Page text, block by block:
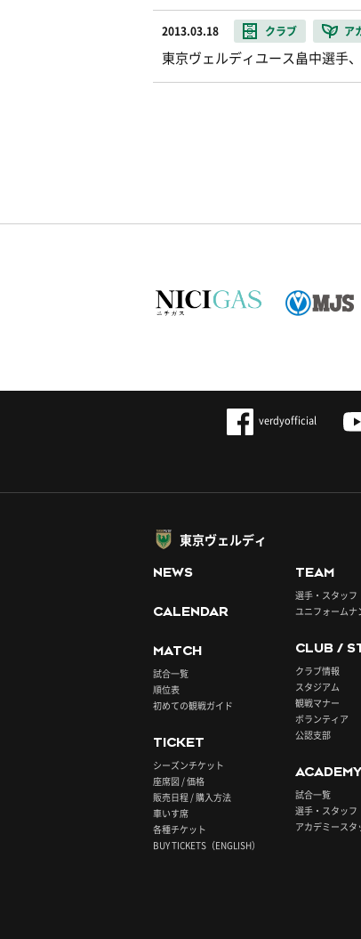
2013.03.18 クラブ ア
東京ヴェルディユース畠中選手
verdyofficial
東京ヴェルディ
NEWS
CALENDAR
MATCH
試合一覧
順位表
初めての観戦ガイド
TICKET
シーズンチケット
座席図 / 価格
販売日程 / 購入方法
車いす席
各種チケット
BUY TICKETS（ENGLISH）
TEAM
選手・スタッフ
ユニフォームナ
CLUB /
クラブ情報
スタジアム
観戦マナー
ボランティア
公認支部
ACADEMY
試合一覧
選手・スタッフ
アカデミースタ